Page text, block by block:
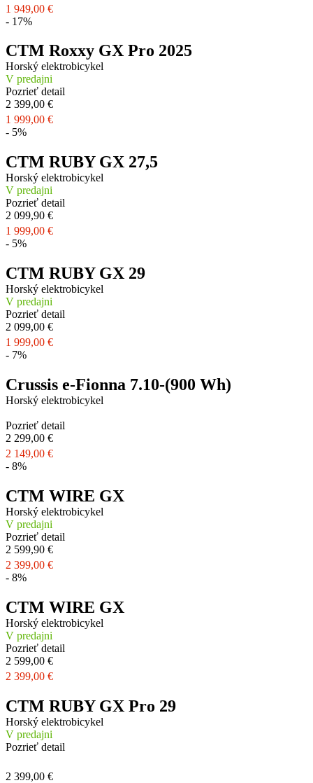
1 949,00 €
- 17%
CTM Roxxy GX Pro 2025
Horský elektrobicykel
V predajni
Pozrieť detail
2 399,00 €
1 999,00 €
- 5%
CTM RUBY GX 27,5
Horský elektrobicykel
V predajni
Pozrieť detail
2 099,90 €
1 999,00 €
- 5%
CTM RUBY GX 29
Horský elektrobicykel
V predajni
Pozrieť detail
2 099,00 €
1 999,00 €
- 7%
Crussis e-Fionna 7.10-(900 Wh)
Horský elektrobicykel
Pozrieť detail
2 299,00 €
2 149,00 €
- 8%
CTM WIRE GX
Horský elektrobicykel
V predajni
Pozrieť detail
2 599,90 €
2 399,00 €
- 8%
CTM WIRE GX
Horský elektrobicykel
V predajni
Pozrieť detail
2 599,00 €
2 399,00 €
CTM RUBY GX Pro 29
Horský elektrobicykel
V predajni
Pozrieť detail
2 399,00 €